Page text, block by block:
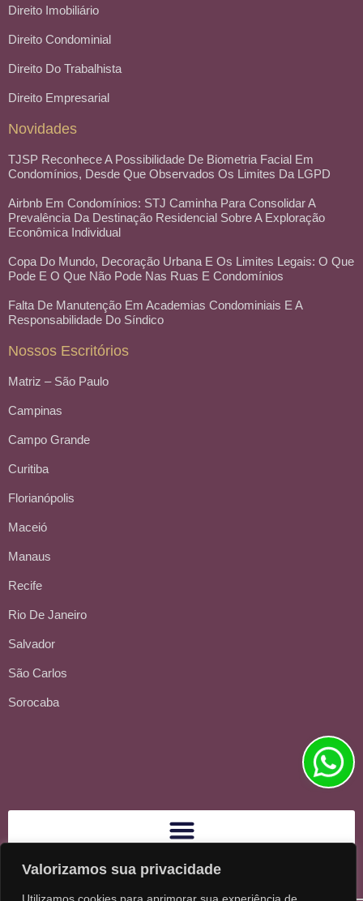
Valorizamos sua privacidade
Direito Imobiliário
Direito Condominial
Direito Do Trabalhista
Direito Empresarial
Novidades
TJSP Reconhece A Possibilidade De Biometria Facial Em
Condomínios, Desde Que Observados Os Limites Da LGPD
Airbnb Em Condomínios: STJ Caminha Para Consolidar A
Prevalência Da Destinação Residencial Sobre A Exploração
Econômica Individual
Copa Do Mundo, Decoração Urbana E Os Limites Legais: O Que
Pode E O Que Não Pode Nas Ruas E Condomínios
Falta De Manutenção Em Academias Condominiais E A
Responsabilidade Do Síndico
Nossos Escritórios
Matriz – São Paulo
Campinas
Campo Grande
Curitiba
Florianópolis
Maceió
Manaus
Recife
Rio De Janeiro
Salvador
São Carlos
Sorocaba